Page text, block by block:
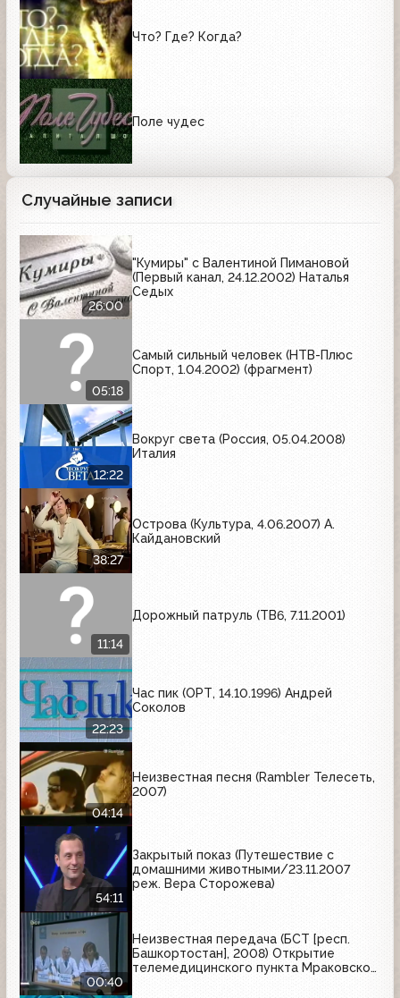
Что? Где? Когда?
Поле чудес
Случайные записи
26:00
"Кумиры" с Валентиной Пимановой
(Первый канал, 24.12.2002) Наталья
Седых
05:18
Самый сильный человек (НТВ-Плюс
Спорт, 1.04.2002) (фрагмент)
12:22
Вокруг света (Россия, 05.04.2008)
Италия
38:27
Острова (Культура, 4.06.2007) А.
Кайдановский
11:14
Дорожный патруль (ТВ6, 7.11.2001)
22:23
Час пик (ОРТ, 14.10.1996) Андрей
Соколов
04:14
Неизвестная песня (Rambler Телесеть,
2007)
54:11
Закрытый показ (Путешествие с
домашними животными/23.11.2007
реж. Вера Сторожева)
00:40
Неизвестная передача (БСТ [респ.
Башкортостан], 2008) Открытие
телемедицинского пункта Мраковской